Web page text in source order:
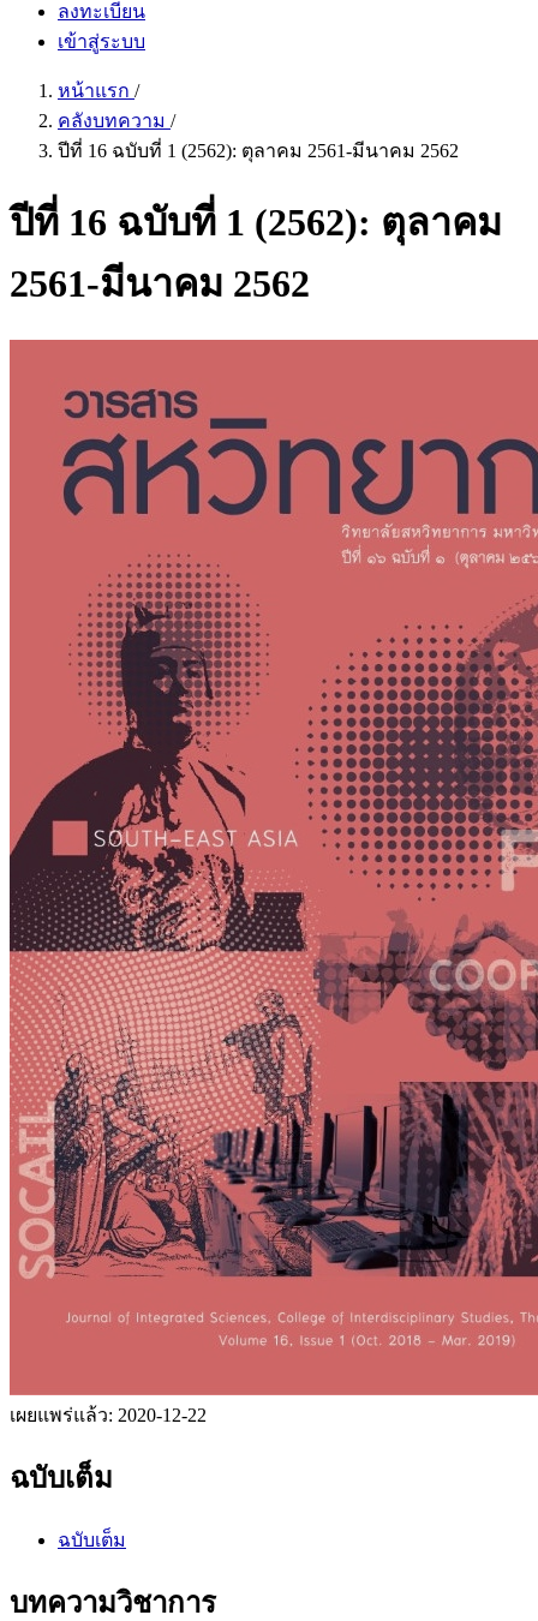
ลงทะเบียน
เข้าสู่ระบบ
หน้าแรก /
คลังบทความ /
ปีที่ 16 ฉบับที่ 1 (2562): ตุลาคม 2561-มีนาคม 2562
ปีที่ 16 ฉบับที่ 1 (2562): ตุลาคม
2561-มีนาคม 2562
เผยแพร่แล้ว: 2020-12-22
ฉบับเต็ม
ฉบับเต็ม
บทความวิชาการ